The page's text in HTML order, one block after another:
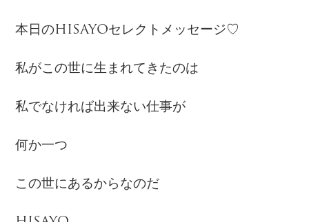
本日のHISAYOセレクトメッセージ♡
私がこの世に生まれてきたのは
私でなければ出来ない仕事が
何か一つ
この世にあるからなのだ